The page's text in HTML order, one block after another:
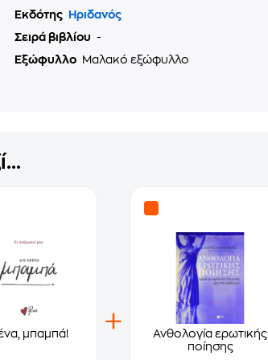
Εκδότης
Ηριδανός
Σειρά βιβλίου -
Εξώφυλλο Μαλακό εξώφυλλο
μπαμπά!
Ανθολογία ερωτικής
ποίησης